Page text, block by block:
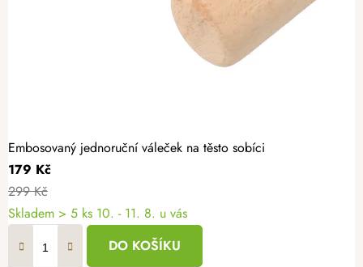
Embosovaný jednoruční váleček na těsto sobíci
179 Kč
299 Kč
Skladem > 5 ks 10. - 11. 8. u vás
DO KOŠÍKU